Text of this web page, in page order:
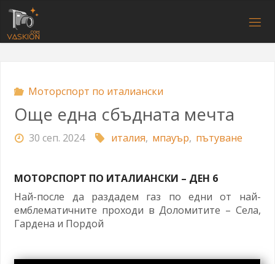
Напред
към
съдържанието
ASKI
M
Моторспорт по италиански
Още една сбъдната мечта
30 сеп. 2024 италия, мпауър, пътуване
МОТОРСПОРТ ПО ИТАЛИАНСКИ – ДЕН 6
Най-после да раздадем газ по едни от най-
емблематичните проходи в Доломитите – Села,
Гардена и Пордой